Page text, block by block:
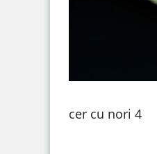
cer cu nori 4